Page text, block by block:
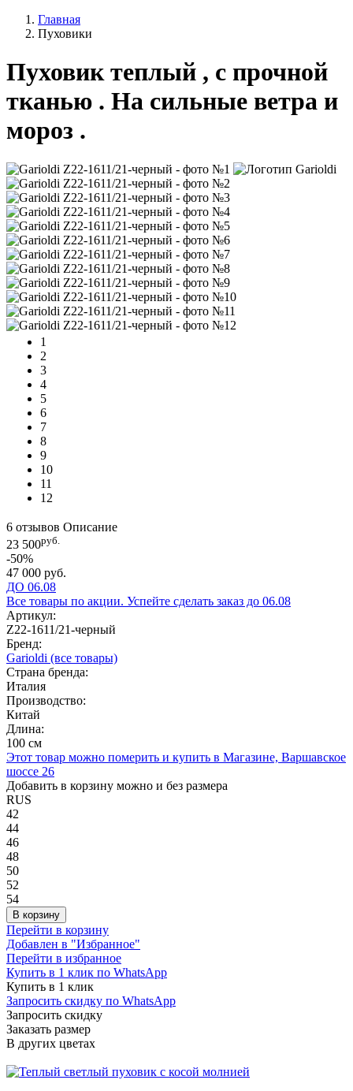
Главная
Пуховики
Пуховик теплый , с прочной
тканью . На сильные ветра и
мороз .
1
2
3
4
5
6
7
8
9
10
11
12
6 отзывов Описание
23 500руб.
-50%
47 000 руб.
ДО 06.08
Все товары по акции. Успейте сделать заказ до 06.08
Артикул:
Z22-1611/21-черный
Бренд:
Garioldi (все товары)
Страна бренда:
Италия
Производство:
Китай
Длина:
100 см
Этот товар можно померить и купить в Магазине, Варшавское
шоссе 26
Добавить в корзину можно и без размера
RUS
42
44
46
48
50
52
54
В корзину
Перейти в корзину
Добавлен в "Избранное"
Перейти в избранное
Купить в 1 клик по WhatsApp
Купить в 1 клик
Запросить скидку по WhatsApp
Запросить скидку
Заказать размер
В других цветах